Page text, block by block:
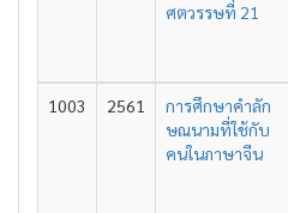
ศตวรรษที่ 21
1003 2561
การศึกษาคำลัก
ษณนามที่ใช้กับ
คนในภาษาจีน